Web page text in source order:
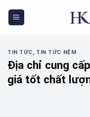
TIN TỨC, TIN TỨC NỆM
Địa chỉ cung
giá tốt chất